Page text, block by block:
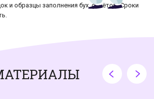
и образцы заполнения бух. отчётов. Сроки